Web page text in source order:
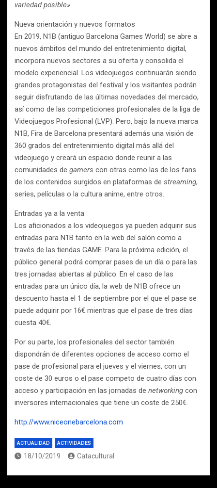
variedad posible».
Nueva orientación y nuevos formatos
En 2019, N1B (antiguo Barcelona Games World) se abre a
nuevos ámbitos del mundo del entretenimiento digital,
incorpora nuevos sectores a su oferta y consolida el
modelo experiencial. Los videojuegos continuarán siendo
grandes protagonistas del festival y los visitantes podrán
seguir disfrutando de las últimas novedades del mercado,
así como de las competiciones profesionales de la liga de
Videojuegos Profesional (LVP). Pero, bajo la nueva marca
N1B, Fira de Barcelona presentará además una visión de
360 grados del entretenimiento digital más allá del
videojuego y creará un espacio donde reunir a las
comunidades de gamers con otras como las de los fans
de los contenidos surgidos en plataformas de streaming,
series, películas o la cultura anime, entre otros.
Entradas ya a la venta
Los aficionados a los videojuegos ya pueden adquirir sus
entradas para N1B tanto en la web del salón como a
través de las tiendas GAME. Para la próxima edición, el
público general podrá comprar pases de un día o para las
tres jornadas abiertas al público. En el caso de las
entradas para un único día, la web de N1B ofrece un
descuento hasta el 1 de septiembre por el que el pase se
puede adquirir por 16€ mientras que el pase de tres días
cuesta 40€.
Por su parte, los profesionales del sector también
dispondrán de diferentes opciones de acceso como el
pase de profesional para el jueves y el viernes, con un
coste de 30 euros o el pase competo de cuatro días con
acceso y participación en las jornadas de networking con
inversores internacionales que tiene un coste de 250€.
http://www.niceonebarcelona.com
ACTUALIDAD ACTIVIDADES
18/10/2019 Catacultural